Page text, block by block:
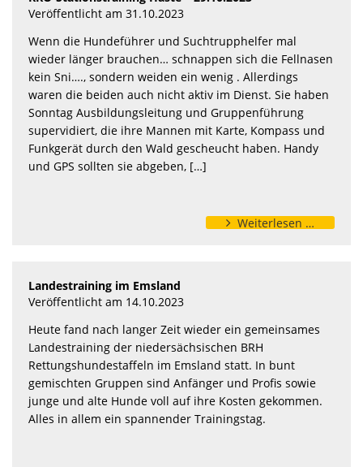
Veröffentlicht am 31.10.2023
Wenn die Hundeführer und Suchtrupphelfer mal
wieder länger brauchen… schnappen sich die Fellnasen
kein Sni…., sondern weiden ein wenig . Allerdings
waren die beiden auch nicht aktiv im Dienst. Sie haben
Sonntag Ausbildungsleitung und Gruppenführung
supervidiert, die ihre Mannen mit Karte, Kompass und
Funkgerät durch den Wald gescheucht haben. Handy
und GPS sollten sie abgeben, […]
Weiterlesen …
Landestraining im Emsland
Veröffentlicht am 14.10.2023
Heute fand nach langer Zeit wieder ein gemeinsames
Landestraining der niedersächsischen BRH
Rettungshundestaffeln im Emsland statt. In bunt
gemischten Gruppen sind Anfänger und Profis sowie
junge und alte Hunde voll auf ihre Kosten gekommen.
Alles in allem ein spannender Trainingstag.